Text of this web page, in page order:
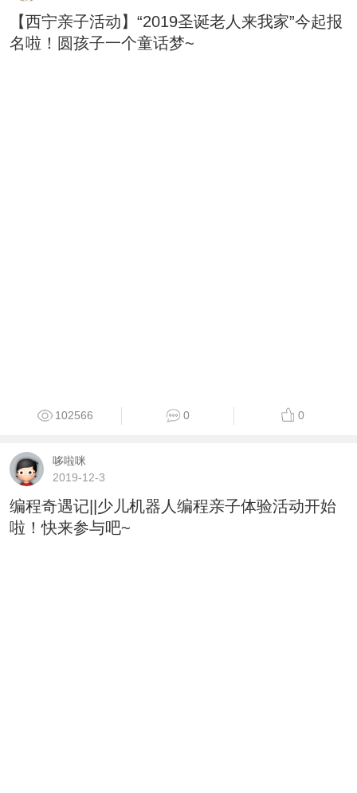
【西宁亲子活动】“2019圣诞老人来我家”今起报
名啦！圆孩子一个童话梦~
102566 0 0
哆啦咪
2019-12-3
编程奇遇记||少儿机器人编程亲子体验活动开始
啦！快来参与吧~